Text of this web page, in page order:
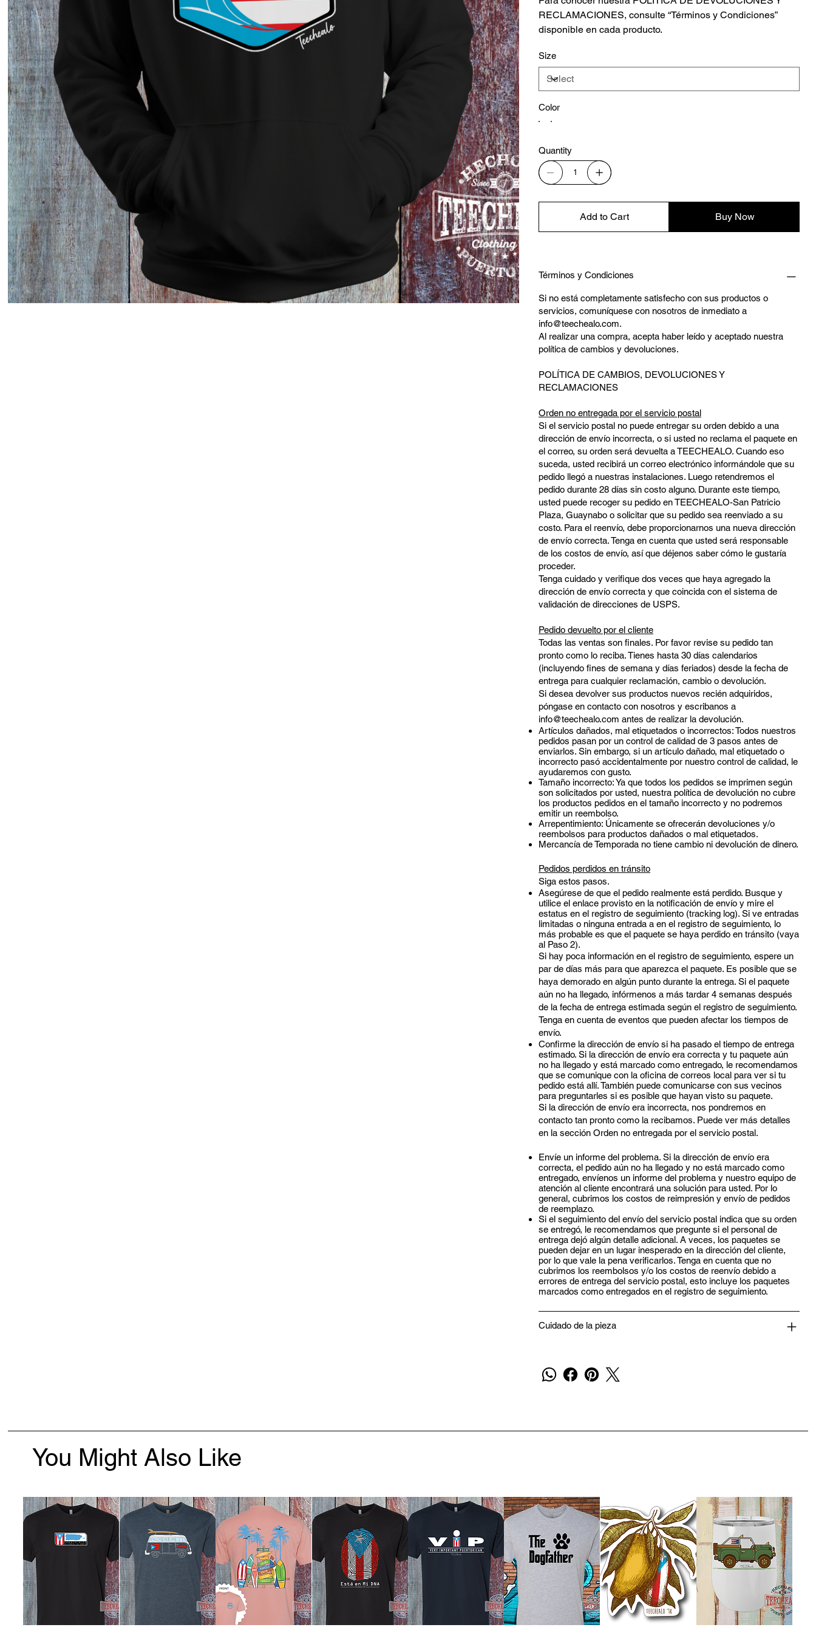
RECLAMACIONES, consulte “Términos y Condiciones”
disponible en cada producto.
Size
Color
Quantity
Add to Cart Buy Now
Términos y Condiciones
Si no está completamente satisfecho con sus productos o
servicios, comuníquese con nosotros de inmediato a
info@teechealo.com.
Al realizar una compra, acepta haber leído y aceptado nuestra
política de cambios y devoluciones.
POLÍTICA DE CAMBIOS, DEVOLUCIONES Y
RECLAMACIONES
Orden no entregada por el servicio postal
Si el servicio postal no puede entregar su orden debido a una
dirección de envío incorrecta, o si usted no reclama el paquete en
el correo, su orden será devuelta a TEECHEALO. Cuando eso
suceda, usted recibirá un correo electrónico informándole que su
pedido llegó a nuestras instalaciones. Luego retendremos el
pedido durante 28 días sin costo alguno. Durante este tiempo,
usted puede recoger su pedido en TEECHEALO-San Patricio
Plaza, Guaynabo o solicitar que su pedido sea reenviado a su
costo. Para el reenvío, debe proporcionarnos una nueva dirección
de envío correcta. Tenga en cuenta que usted será responsable
de los costos de envío, así que déjenos saber cómo le gustaría
proceder.
Tenga cuidado y verifique dos veces que haya agregado la
dirección de envío correcta y que coincida con el sistema de
validación de direcciones de USPS.
Pedido devuelto por el cliente
Todas las ventas son finales. Por favor revise su pedido tan
pronto como lo reciba. Tienes hasta 30 días calendarios
(incluyendo fines de semana y días feriados) desde la fecha de
entrega para cualquier reclamación, cambio o devolución.
Si desea devolver sus productos nuevos recién adquiridos,
póngase en contacto con nosotros y escribanos a
info@teechealo.com antes de realizar la devolución.
Artículos dañados, mal etiquetados o incorrectos: Todos nuestros
pedidos pasan por un control de calidad de 3 pasos antes de
enviarlos. Sin embargo, si un artículo dañado, mal etiquetado o
incorrecto pasó accidentalmente por nuestro control de calidad, le
ayudaremos con gusto.
Tamaño incorrecto: Ya que todos los pedidos se imprimen según
son solicitados por usted, nuestra política de devolución no cubre
los productos pedidos en el tamaño incorrecto y no podremos
emitir un reembolso.
Arrepentimiento: Únicamente se ofrecerán devoluciones y/o
reembolsos para productos dañados o mal etiquetados.
Mercancía de Temporada no tiene cambio ni devolución de dinero.
Pedidos perdidos en tránsito
Siga estos pasos.
Asegúrese de que el pedido realmente está perdido. Busque y
utilice el enlace provisto en la notificación de envío y mire el
estatus en el registro de seguimiento (tracking log). Si ve entradas
limitadas o ninguna entrada a en el registro de seguimiento, lo
más probable es que el paquete se haya perdido en tránsito (vaya
al Paso 2).
Si hay poca información en el registro de seguimiento, espere un
par de días más para que aparezca el paquete. Es posible que se
haya demorado en algún punto durante la entrega. Si el paquete
aún no ha llegado, infórmenos a más tardar 4 semanas después
de la fecha de entrega estimada según el registro de seguimiento.
Tenga en cuenta de eventos que pueden afectar los tiempos de
envío.
Confirme la dirección de envío si ha pasado el tiempo de entrega
estimado. Si la dirección de envío era correcta y tu paquete aún
no ha llegado y está marcado como entregado, le recomendamos
que se comunique con la oficina de correos local para ver si tu
pedido está allí. También puede comunicarse con sus vecinos
para preguntarles si es posible que hayan visto su paquete.
Si la dirección de envío era incorrecta, nos pondremos en
contacto tan pronto como la recibamos. Puede ver más detalles
en la sección Orden no entregada por el servicio postal.
Envíe un informe del problema. Si la dirección de envío era
correcta, el pedido aún no ha llegado y no está marcado como
entregado, envíenos un informe del problema y nuestro equipo de
atención al cliente encontrará una solución para usted. Por lo
general, cubrimos los costos de reimpresión y envío de pedidos
de reemplazo.
Si el seguimiento del envío del servicio postal indica que su orden
se entregó, le recomendamos que pregunte si el personal de
entrega dejó algún detalle adicional. A veces, los paquetes se
pueden dejar en un lugar inesperado en la dirección del cliente,
por lo que vale la pena verificarlos. Tenga en cuenta que no
cubrimos los reembolsos y/o los costos de reenvío debido a
errores de entrega del servicio postal, esto incluye los paquetes
marcados como entregados en el registro de seguimiento.
Cuidado de la pieza
You Might Also Like